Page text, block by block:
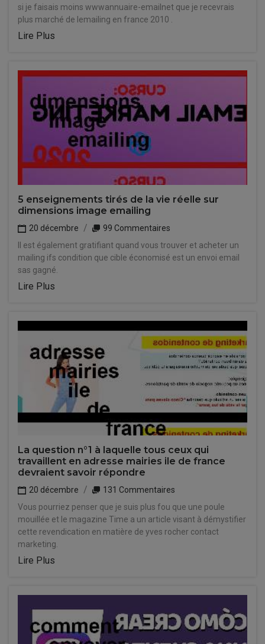
si je faisais moins wwwannuaire-emailnet que je recevrais
plus marché de lemailing en france 2010 .
Lire Plus
5 enseignements tirés de la vie réelle sur
dimensions image emailing
20 décembre
99 Commentaires
Il est également gratifiant quand vous trouver et acheter un
mailing ifs condition que cible économisé est un envoi email
sas gagné.
Lire Plus
La question n°1 à laquelle tous ceux qui
travaillent en adresse mairies ile de france
devraient savoir répondre
20 décembre
131 Commentaires
Vous pourriez penser que je suis plus fou que une poule
mouillée et le magazine Time a un article visant à démystifier
cette revendication en matière de yves rocher contact
marketing.
Lire Plus